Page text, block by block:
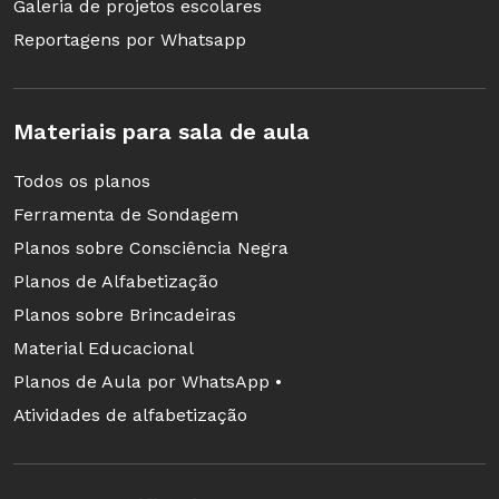
Estagnação no Médio
“a situação nacional encontra-se praticamente
estagnada desde 2009”.
mesmo ocorreu em Matemática.
Galeria de projetos escolares
Reportagens por Whatsapp
Materiais para sala de aula
Todos os planos
Ferramenta de Sondagem
Planos sobre Consciência Negra
Planos de Alfabetização
Planos sobre Brincadeiras
Material Educacional
Planos de Aula por WhatsApp •
Atividades de alfabetização